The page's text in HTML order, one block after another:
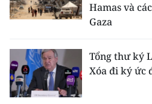
Hamas và
Gaza
Tổng thư ký
Xóa đi ký ức